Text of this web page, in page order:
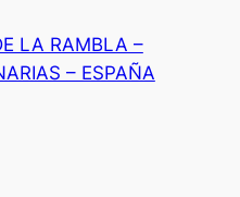
LA RAMBLA –
– ESPAÑA